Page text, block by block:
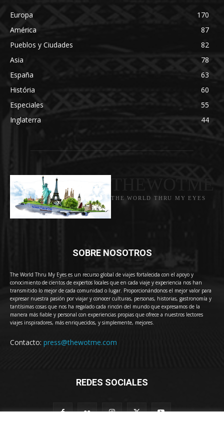
Europa
170
América
87
Pueblos y Ciudades
82
Asia
78
España
63
História
60
Especiales
55
Inglaterra
44
THE WORLD THRU MY EYES
SOBRE NOSOTROS
The World Thru My Eyes es un recurso global de viajes fortalecida con el apoyo y
conocimiento de cientos de expertos locales que en cada viaje y experiencia nos han
transmitido lo mejor de cada comunidad o lugar. Proporcionándonos el mejor valor para
expresar nuestra pasión por viajar y conocer culturas, personas, historias, gastronomía y
tantísimas cosas que nos ha regalado cada rincón del mundo que expresamos de la
manera más fiable y personal con experiencias propias que ofrece a nuestros lectores
viajes inspiradores, más enriquecidos, y simplemente, mejores.
Contacto: press@thewotme.com
REDES SOCIALES